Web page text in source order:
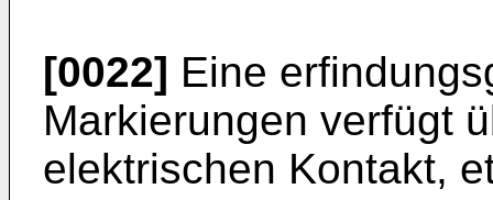
[0022] Eine
Markierungen verfügt
elektrischen Kontakt,